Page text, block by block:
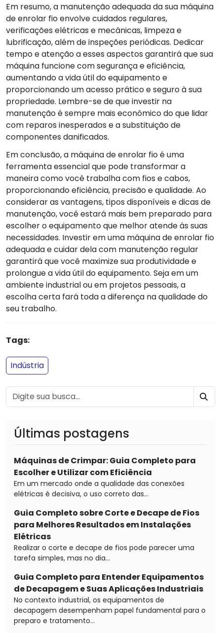
Em resumo, a manutenção adequada da sua máquina
de enrolar fio envolve cuidados regulares,
verificações elétricas e mecânicas, limpeza e
lubrificação, além de inspeções periódicas. Dedicar
tempo e atenção a esses aspectos garantirá que sua
máquina funcione com segurança e eficiência,
aumentando a vida útil do equipamento e
proporcionando um acesso prático e seguro à sua
propriedade. Lembre-se de que investir na
manutenção é sempre mais econômico do que lidar
com reparos inesperados e a substituição de
componentes danificados.
Em conclusão, a máquina de enrolar fio é uma
ferramenta essencial que pode transformar a
maneira como você trabalha com fios e cabos,
proporcionando eficiência, precisão e qualidade. Ao
considerar as vantagens, tipos disponíveis e dicas de
manutenção, você estará mais bem preparado para
escolher o equipamento que melhor atende às suas
necessidades. Investir em uma máquina de enrolar fio
adequada e cuidar dela com manutenção regular
garantirá que você maximize sua produtividade e
prolongue a vida útil do equipamento. Seja em um
ambiente industrial ou em projetos pessoais, a
escolha certa fará toda a diferença na qualidade do
seu trabalho.
Tags:
Indústria
Últimas postagens
Máquinas de Crimpar: Guia Completo para
Escolher e Utilizar com Eficiência
Em um mercado onde a qualidade das conexões
elétricas é decisiva, o uso correto das...
Guia Completo sobre Corte e Decape de Fios
para Melhores Resultados em Instalações
Elétricas
Realizar o corte e decape de fios pode parecer uma
tarefa simples, mas no dia...
Guia Completo para Entender Equipamentos
de Decapagem e Suas Aplicações Industriais
No contexto industrial, os equipamentos de
decapagem desempenham papel fundamental para o
preparo e tratamento...